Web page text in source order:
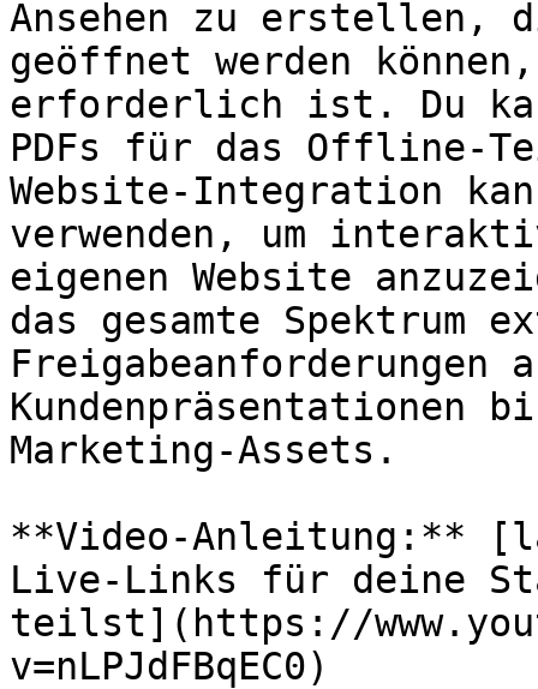
Ansehen zu erstellen,
geöffnet werden
erforderlich ist. Du
PDFs für das Offline-
Website-Integration
verwenden, um
eigenen Website
das gesamte Spektrum
Freigabeanforderungen
Kundenpräsentationen
Marketing-Assets.
**Video-Anleitung:**
Live-Links für deine
teilst](https://
v=nLPJdFBqEC0)